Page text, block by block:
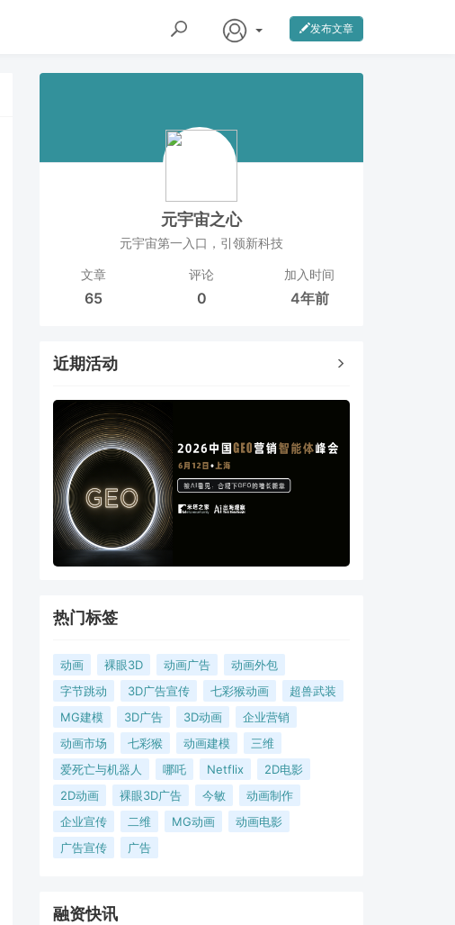
发布文章
元宇宙之心
元宇宙第一入口，引领新科技
文章
65
评论
0
加入时间
4年前
近期活动
热门标签
动画 裸眼3D 动画广告
动画外包
字节跳动
3D广告宣传 七彩猴动画
超兽武装
MG建模
3D广告 3D动画
企业营销
动画市场
七彩猴 动画建模
三维
爱死亡与机器人
哪吒 Netflix
2D电影
2D动画
裸眼3D广告 今敏
动画制作
企业宣传
二维 MG动画
动画电影
广告宣传
广告
融资快讯